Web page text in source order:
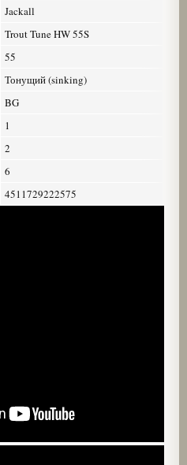
Jackall
Trout Tune HW 55S
55
Тонущий (sinking)
BG
1
2
6
4511729222575